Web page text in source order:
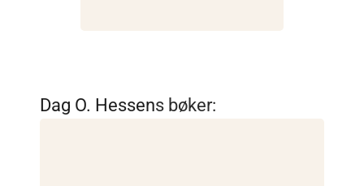
Dag O. Hessens bøker: